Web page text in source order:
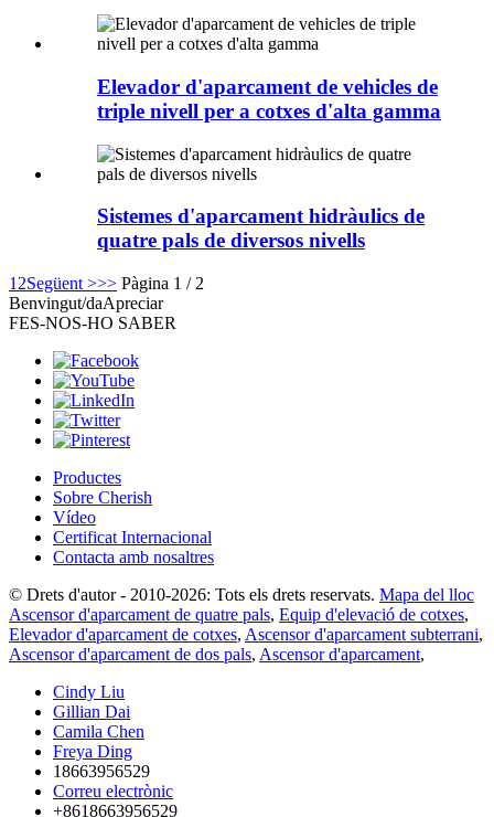
Elevador d'aparcament de vehicles de
triple nivell per a cotxes d'alta gamma
Sistemes d'aparcament hidràulics de
quatre pals de diversos nivells
1 2Següent >>> Pàgina 1 / 2
Benvingut/daApreciar
FES-NOS-HO SABER
Productes
Sobre Cherish
Vídeo
Certificat Internacional
Contacta amb nosaltres
© Drets d'autor - 2010-2026: Tots els drets reservats. Mapa del lloc
Ascensor d'aparcament de quatre pals, Equip d'elevació de cotxes,
Elevador d'aparcament de cotxes, Ascensor d'aparcament subterrani,
Ascensor d'aparcament de dos pals, Ascensor d'aparcament,
Cindy Liu
Gillian Dai
Camila Chen
Freya Ding
18663956529
Correu electrònic
+8618663956529